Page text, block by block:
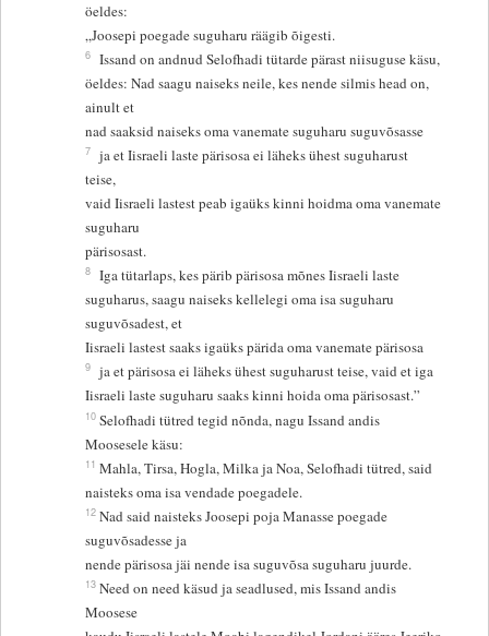
öeldes:
„Joosepi poegade suguharu räägib õigesti.
6 Issand on andnud Selofhadi tütarde pärast niisuguse käsu,
öeldes: Nad saagu naiseks neile, kes nende silmis head on,
ainult et
nad saaksid naiseks oma vanemate suguharu suguvõsasse
7 ja et Iisraeli laste pärisosa ei läheks ühest suguharust
teise,
vaid Iisraeli lastest peab igaüks kinni hoidma oma vanemate
suguharu
pärisosast.
8 Iga tütarlaps, kes pärib pärisosa mõnes Iisraeli laste
suguharus, saagu naiseks kellelegi oma isa suguharu
suguvõsadest, et
Iisraeli lastest saaks igaüks pärida oma vanemate pärisosa
9 ja et pärisosa ei läheks ühest suguharust teise, vaid et iga
Iisraeli laste suguharu saaks kinni hoida oma pärisosast.”
10 Selofhadi tütred tegid nõnda, nagu Issand andis
Moosesele käsu:
11 Mahla, Tirsa, Hogla, Milka ja Noa, Selofhadi tütred, said
naisteks oma isa vendade poegadele.
12 Nad said naisteks Joosepi poja Manasse poegade
suguvõsadesse ja
nende pärisosa jäi nende isa suguvõsa suguharu juurde.
13 Need on need käsud ja seadlused, mis Issand andis
Moosese